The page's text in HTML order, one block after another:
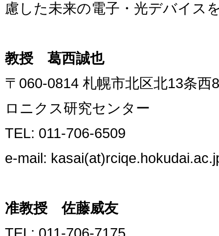
慮した未来の電子・光デバイス
教授 葛西誠也
〒060-0814 札幌市北区北13条
ロニクス研究センター
TEL: 011-706-6509
e-mail:
准教授 佐藤威友